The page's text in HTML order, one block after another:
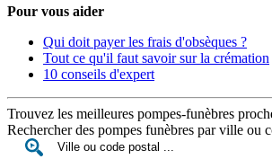
Pour vous aider
Qui doit payer les frais d'obsèques ?
Tout ce qu'il faut savoir sur la crémation
10 conseils d'expert
Trouvez les meilleures pompes-funèbres
Rechercher des pompes funèbres par ville ou